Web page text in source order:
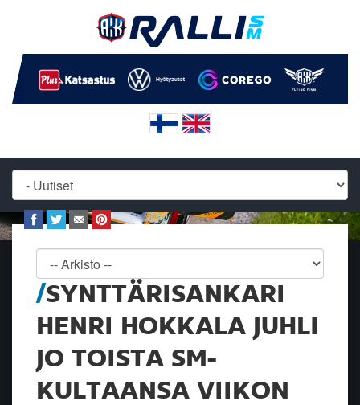
SYNTTÄRISANKARI
HENRI HOKKALA JUHLI
JO TOISTA SM-
KULTAANSA VIIKON